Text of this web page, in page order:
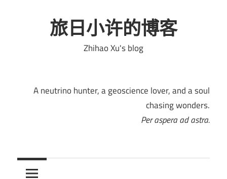
旅日小许的博客
Zhihao Xu's blog
A neutrino hunter, a geoscience lover, and a soul
chasing wonders.
Per aspera ad astra.